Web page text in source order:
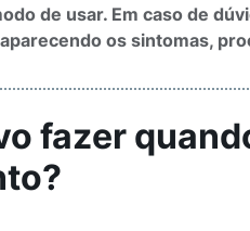
de usar. Em caso de
os sintomas,
fazer